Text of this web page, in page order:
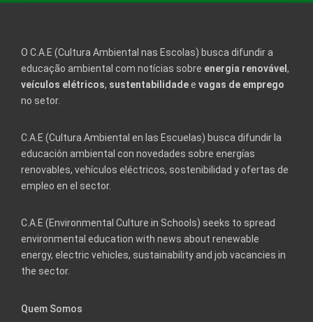
O C.A.E (Cultura Ambiental nas Escolas) busca difundir a
educação ambiental com notícias sobre energia renovável ,
veículos elétricos, sustentabilidadee vagas de emprego
no setor.
C.A.E (Cultura Ambiental en las Escuelas) busca difundir la
educación ambiental con novedades sobre energías
renovables, vehículos eléctricos, sostenibilidad y ofertas de
empleo en el sector.
C.A.E (Environmental Culture in Schools) seeks to spread
environmental education with news about renewable
energy, electric vehicles, sustainability and job vacancies in
the sector.
Quem Somos